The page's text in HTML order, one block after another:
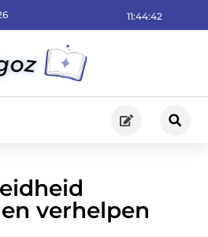
11:44:44
verhelpen